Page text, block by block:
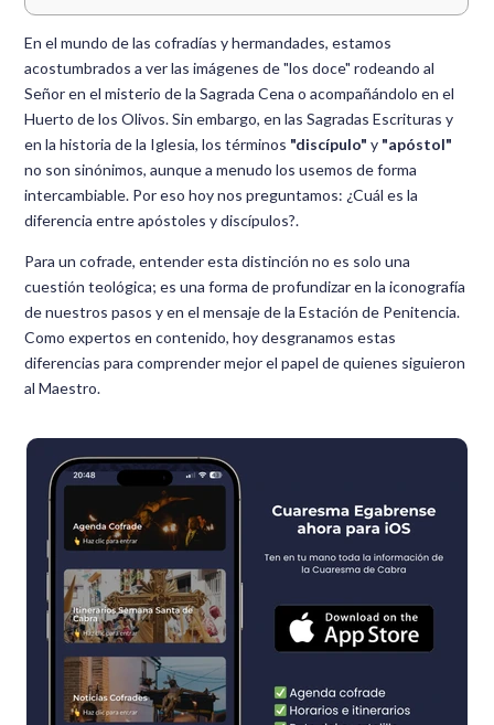
En el mundo de las cofradías y hermandades, estamos
acostumbrados a ver las imágenes de "los doce" rodeando al
Señor en el misterio de la Sagrada Cena o acompañándolo en el
Huerto de los Olivos. Sin embargo, en las Sagradas Escrituras y
en la historia de la Iglesia, los términos "discípulo" y "apóstol"
no son sinónimos, aunque a menudo los usemos de forma
intercambiable. Por eso hoy nos preguntamos: ¿Cuál es la
diferencia entre apóstoles y discípulos?.
Para un cofrade, entender esta distinción no es solo una
cuestión teológica; es una forma de profundizar en la iconografía
de nuestros pasos y en el mensaje de la Estación de Penitencia.
Como expertos en contenido, hoy desgranamos estas
diferencias para comprender mejor el papel de quienes siguieron
al Maestro.